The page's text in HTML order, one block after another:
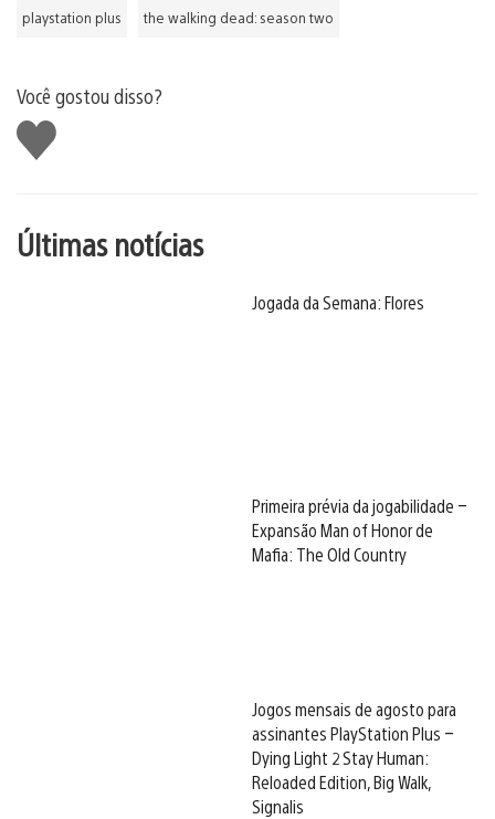
playstation plus the walking dead: season two
Você gostou disso?
Curtir
Últimas notícias
Jogada da Semana: Flores
Primeira prévia da jogabilidade –
Expansão Man of Honor de
Mafia: The Old Country
Jogos mensais de agosto para
assinantes PlayStation Plus –
Dying Light 2 Stay Human:
Reloaded Edition, Big Walk,
Signalis